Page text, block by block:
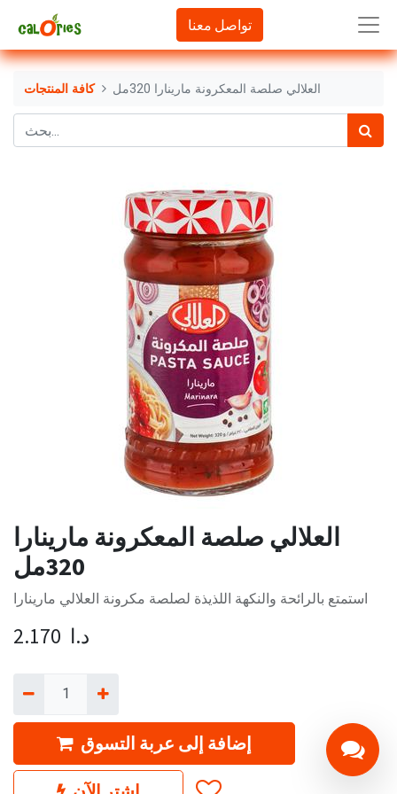
تواصل معنا
كافة المنتجات العلالي صلصة المعكرونة مارينارا 320مل
العلالي صلصة المعكرونة مارينارا
320مل
استمتع بالرائحة والنكهة اللذيذة لصلصة مكرونة العلالي مارينارا
2.170 د.ا
إضافة إلى عربة التسوق